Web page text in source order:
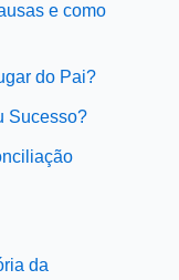
e como
do Pai?
Sucesso?
da